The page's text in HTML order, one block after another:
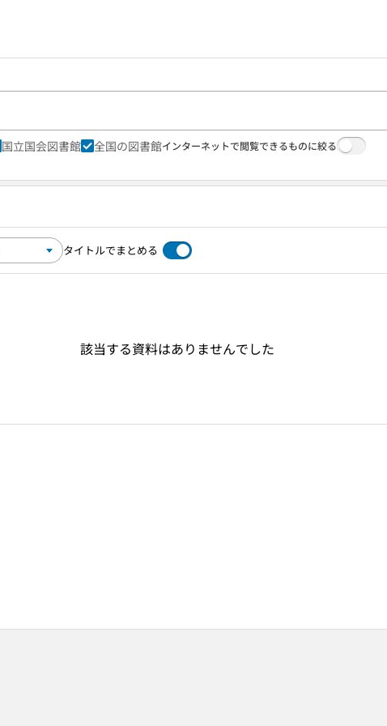
国立国会図書館 全国の図書館インターネットで閲覧できるものに絞る
タイトルでまとめる
該当する資料はありませんでした